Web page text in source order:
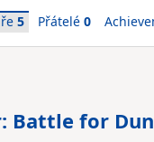
5 Přátelé 0
Battle for